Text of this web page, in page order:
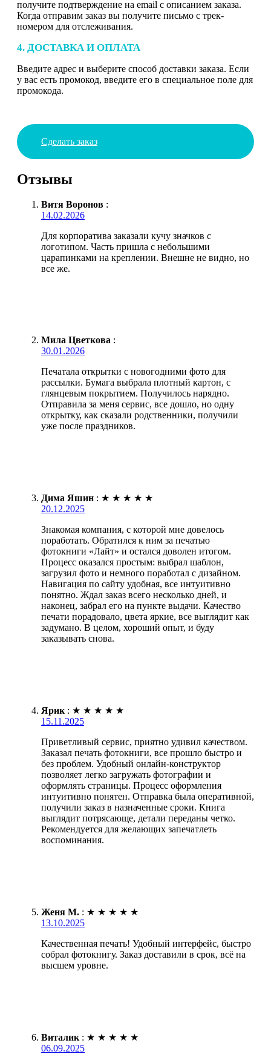
получите подтверждение на email с описанием заказа.
Когда отправим заказ вы получите письмо с трек-
номером для отслеживания.
4. ДОСТАВКА И ОПЛАТА
Введите адрес и выберите способ доставки заказа. Если
у вас есть промокод, введите его в специальное поле для
промокода.
Сделать заказ
Отзывы
Витя Воронов :
14.02.2026
Для корпоратива заказали кучу значков с
логотипом. Часть пришла с небольшими
царапинками на креплении. Внешне не видно, но
все же.
Мила Цветкова :
30.01.2026
Печатала открытки с новогодними фото для
рассылки. Бумага выбрала плотный картон, с
глянцевым покрытием. Получилось нарядно.
Отправила за меня сервис, все дошло, но одну
открытку, как сказали родственники, получили
уже после праздников.
Дима Яшин : ★ ★ ★ ★ ★
20.12.2025
Знакомая компания, с которой мне довелось
поработать. Обратился к ним за печатью
фотокниги «Лайт» и остался доволен итогом.
Процесс оказался простым: выбрал шаблон,
загрузил фото и немного поработал с дизайном.
Навигация по сайту удобная, все интуитивно
понятно. Ждал заказ всего несколько дней, и
наконец, забрал его на пункте выдачи. Качество
печати порадовало, цвета яркие, все выглядит как
задумано. В целом, хороший опыт, и буду
заказывать снова.
Ярик : ★ ★ ★ ★ ★
15.11.2025
Приветливый сервис, приятно удивил качеством.
Заказал печать фотокниги, все прошло быстро и
без проблем. Удобный онлайн-конструктор
позволяет легко загружать фотографии и
оформлять страницы. Процесс оформления
интуитивно понятен. Отправка была оперативной,
получили заказ в назначенные сроки. Книга
выглядит потрясающе, детали переданы четко.
Рекомендуется для желающих запечатлеть
воспоминания.
Женя М. : ★ ★ ★ ★ ★
13.10.2025
Качественная печать! Удобный интерфейс, быстро
собрал фотокнигу. Заказ доставили в срок, всё на
высшем уровне.
Виталик : ★ ★ ★ ★ ★
06.09.2025